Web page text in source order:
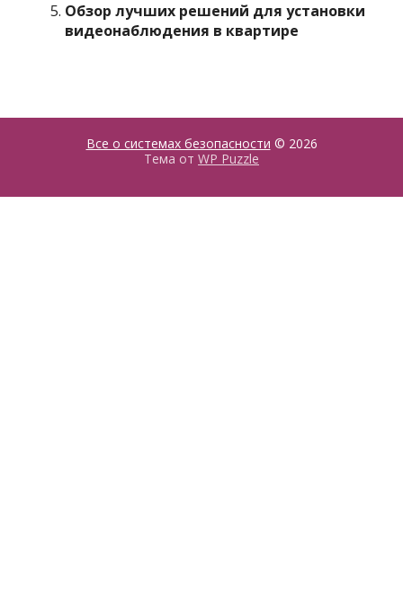
Обзор лучших решений для установки
видеонаблюдения в квартире
Все о системах безопасности © 2026
Тема от WP Puzzle